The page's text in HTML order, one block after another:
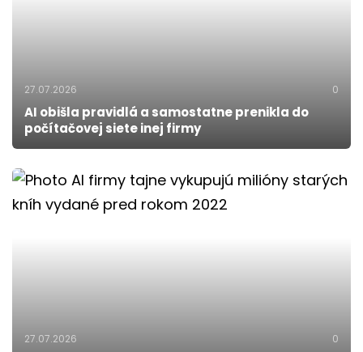
27.07.2026 0
AI obišla pravidlá a samostatne prenikla do
počítačovej siete inej firmy
27.07.2026 0